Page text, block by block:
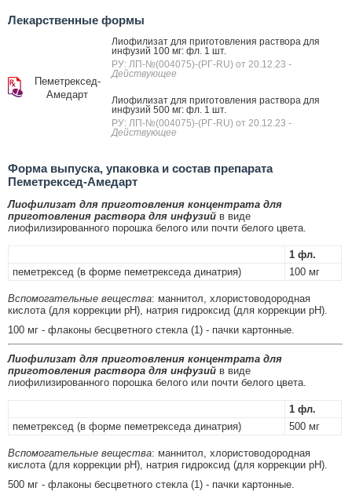
Лекарственные формы
Пеметрексед-
Амедарт
Лиофилизат для приготовления раствора для
инфузий 100 мг: фл. 1 шт.
РУ: ЛП-№(004075)-(РГ-RU) от 20.12.23 -
Действующее
Лиофилизат для приготовления раствора для
инфузий 500 мг: фл. 1 шт.
РУ: ЛП-№(004075)-(РГ-RU) от 20.12.23 -
Действующее
Форма выпуска, упаковка и состав препарата
Пеметрексед-Амедарт
Лиофилизат для приготовления концентрата для
приготовления раствора для инфузий в виде
лиофилизированного порошка белого или почти белого цвета.
1 фл.
пеметрексед (в форме пеметрекседа динатрия)
100 мг
Вспомогательные вещества: маннитол, хлористоводородная
кислота (для коррекции pH), натрия гидроксид (для коррекции pH).
100 мг - флаконы бесцветного стекла (1) - пачки картонные.
Лиофилизат для приготовления концентрата для
приготовления раствора для инфузий в виде
лиофилизированного порошка белого или почти белого цвета.
1 фл.
пеметрексед (в форме пеметрекседа динатрия)
500 мг
Вспомогательные вещества: маннитол, хлористоводородная
кислота (для коррекции pH), натрия гидроксид (для коррекции pH).
500 мг - флаконы бесцветного стекла (1) - пачки картонные.